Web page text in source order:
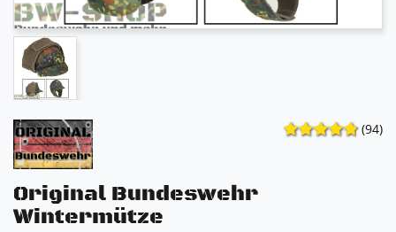
(94)
Original Bundeswehr
Wintermütze